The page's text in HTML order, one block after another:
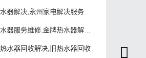
器解决,永州家电解决服务
服务维修,金牌热水器解决服务维修
水器回收解决,旧热水器回收